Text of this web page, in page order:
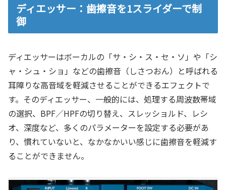
ディエッサー：歯擦音を1スライダーで制
御
ディエッサーはボーカルの「サ・シ・ス・セ・ソ」や「シ
ャ・シュ・ショ」などの歯擦音（しさつおん）と呼ばれる
耳障りな高音域を軽減させることができるエフェクトで
す。そのディエッサー、一般的には、処理する周波数帯域
の選択、BPF／HPFの切り替え、スレッショルド、レシ
オ、深度など、多くのパラメーターを設定する必要があ
り、慣れていないと、なかなかいい感じに歯擦音を軽減す
ることができません。